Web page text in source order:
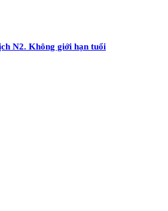
N2. Không giới hạn tuổi